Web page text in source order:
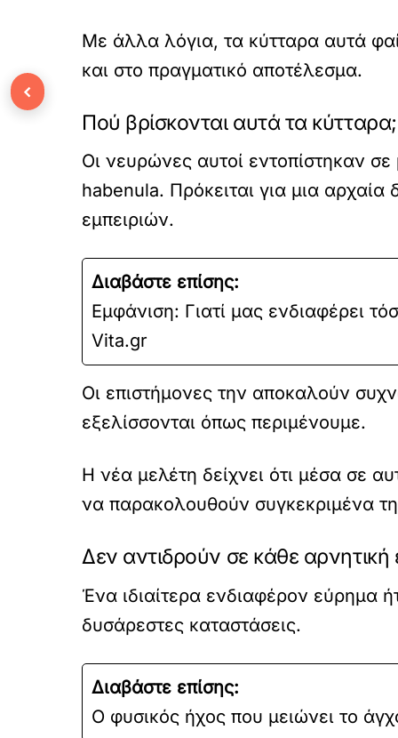
Με άλλα λόγια, τα κύτταρα αυτά
και στο πραγματικό αποτέλεσμα.
Πού βρίσκονται αυτά τα κύτταρα;
Οι νευρώνες αυτοί εντοπίστηκαν
habenula. Πρόκειται για μια
εμπειριών.
Διαβάστε επίσης:
Εμφάνιση: Γιατί μας ενδιαφέρει
Vita.gr
Οι επιστήμονες την αποκαλούν
εξελίσσονται όπως περιμένουμε.
Η νέα μελέτη δείχνει ότι μέσα σε
να παρακολουθούν συγκεκριμένα
Δεν αντιδρούν σε κάθε αρνητική
Ένα ιδιαίτερα ενδιαφέρον εύρημα
δυσάρεστες καταστάσεις.
Διαβάστε επίσης:
Ο φυσικός ήχος που μειώνει το
‹